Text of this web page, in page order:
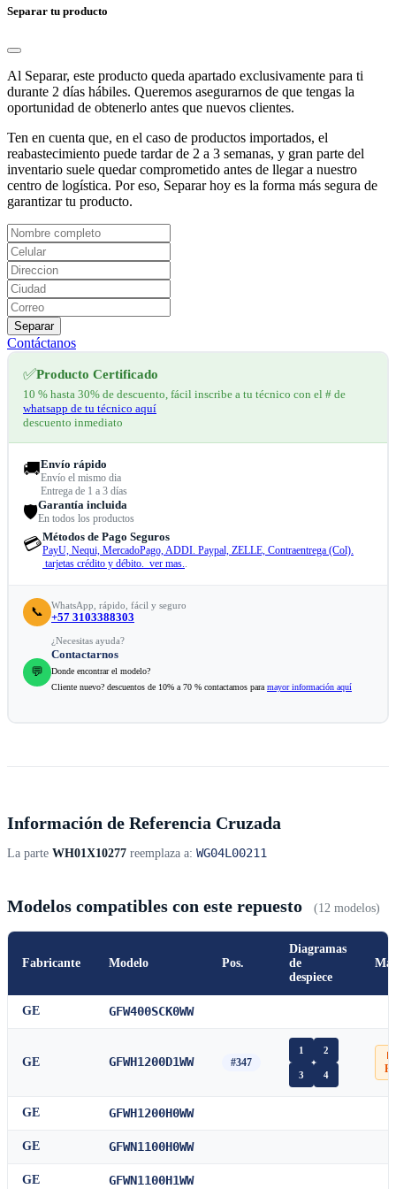
Separar tu producto
Al Separar, este producto queda apartado exclusivamente para ti
durante 2 días hábiles. Queremos asegurarnos de que tengas la
oportunidad de obtenerlo antes que nuevos clientes.
Ten en cuenta que, en el caso de productos importados, el
reabastecimiento puede tardar de 2 a 3 semanas, y gran parte del
inventario suele quedar comprometido antes de llegar a nuestro
centro de logística. Por eso, Separar hoy es la forma más segura de
garantizar tu producto.
Separar
Contáctanos
✅Producto Certificado
10 % hasta 30% de descuento, fácil inscribe a tu técnico con el # de
whatsapp de tu técnico aquí
descuento inmediato
🚚Envío rápido
Envío el mismo dia
Entrega de 1 a 3 días
🛡️Garantía incluida
En todos los productos
💳Métodos de Pago Seguros
PayU, Nequi, MercadoPago, ADDI. Paypal, ZELLE, Contraentrega (Col).
tarjetas crédito y débito. ver mas..
📞 WhatsApp, rápido, fácil y seguro
+57 3103388303
💬
¿Necesitas ayuda?
Contactarnos
Donde encontrar el modelo?
Cliente nuevo? descuentos de 10% a 70 % contactamos para mayor información aquí
Información de Referencia Cruzada
La parte WH01X10277 reemplaza a: WG04L00211
Modelos compatibles con este repuesto (12 modelos)
Fabricante Modelo Pos.
Diagramas
de
despiece
GE GFW400SCK0WW
GE GFWH1200D1WW #347
1 2
3 4
📄
GE GFWH1200H0WW
GE GFWN1100H0WW
GE GFWN1100H1WW